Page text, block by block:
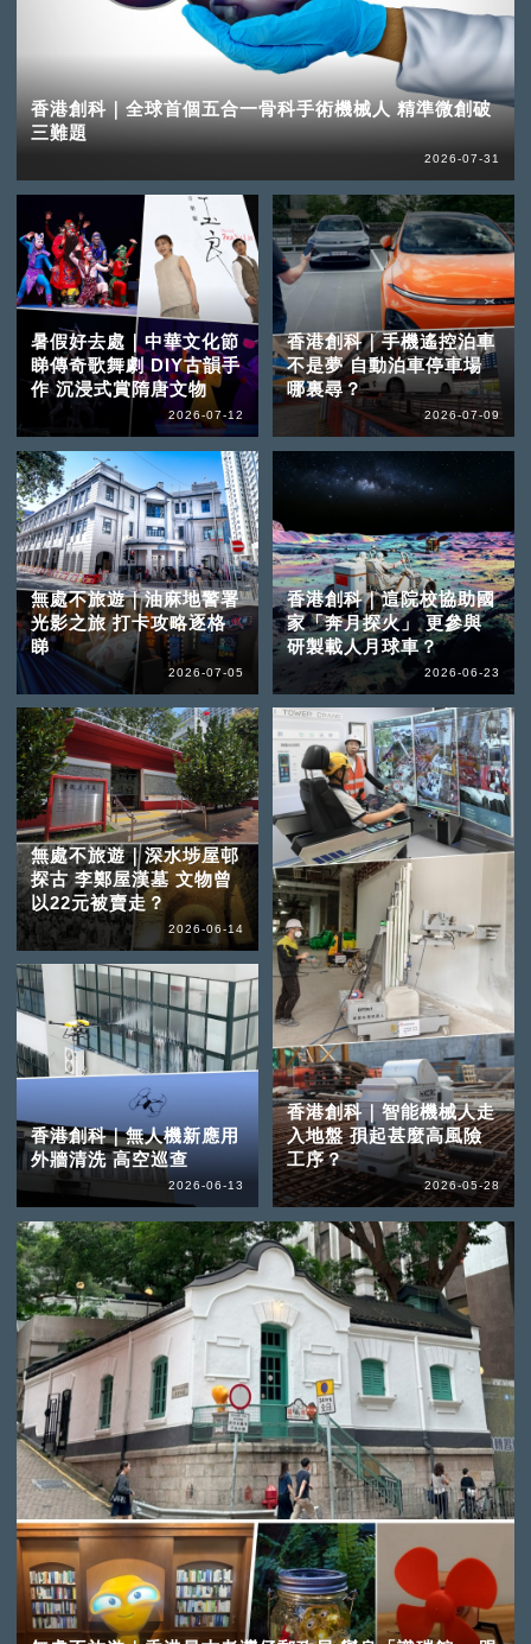
香港創科｜全球首個五合一骨科手術機械人 精準微創破
三難題
2026-07-31
暑假好去處｜中華文化節
睇傳奇歌舞劇 DIY古韻手
作 沉浸式賞隋唐文物
2026-07-12
香港創科｜手機遙控泊車
不是夢 自動泊車停車場
哪裏尋？
2026-07-09
無處不旅遊｜油麻地警署
光影之旅 打卡攻略逐格
睇
2026-07-05
香港創科｜這院校協助國
家「奔月探火」 更參與
研製載人月球車？
2026-06-23
無處不旅遊｜深水埗屋邨
探古 李鄭屋漢墓 文物曾
以22元被賣走？
2026-06-14
香港創科｜無人機新應用
外牆清洗 高空巡查
2026-06-13
香港創科｜智能機械人走
入地盤 孭起甚麼高風險
工序？
2026-05-28